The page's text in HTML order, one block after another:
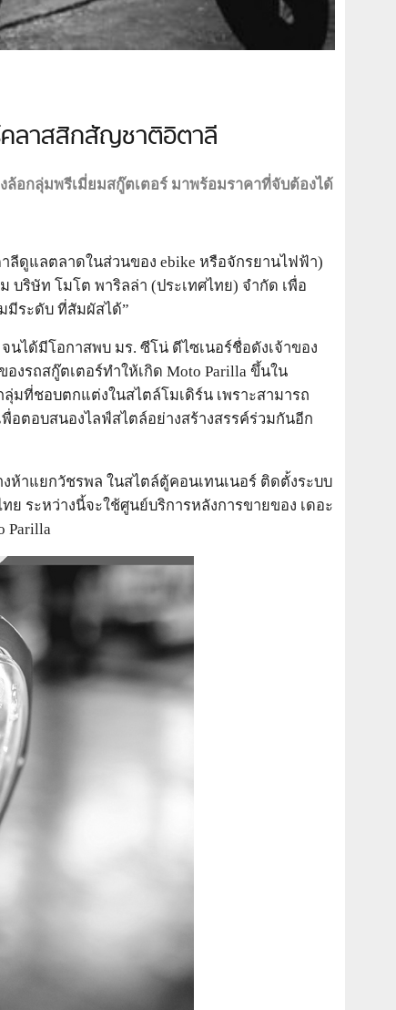
ลาสสิกสัญชาติอิตาลี
อกลุ่มพรีเมี่ยมสกู๊ตเตอร์ มาพร้อมราคาที่จับต้องได้
ลีดูแลตลาดในส่วนของ ebike หรือจักรยานไฟฟ้า)
บริษัท โมโต พาริลล่า (ประเทศไทย) จำกัด เพื่อ
มีระดับ ที่สัมผัสได้”
ได้มีโอกาสพบ มร. ซีโน่ ดีไซเนอร์ชื่อดังเจ้าของ
รถสกู๊ตเตอร์ทำให้เกิด Moto Parilla ขึ้นใน
มที่ชอบตกแต่งในสไตล์โมเดิร์น เพราะสามารถ
อตอบสนองไลฟ์สไตล์อย่างสร้างสรรค์ร่วมกันอีก
ห้าแยกวัชรพล ในสไตล์ตู้คอนเทนเนอร์ ติดตั้งระบบ
ระหว่างนี้จะใช้ศูนย์บริการหลังการขายของ เดอะ
Parilla